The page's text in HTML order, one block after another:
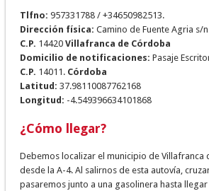
Tlfno: 957331788/ +34650982513.
Dirección física: Camino de Fuente Agria s/
C.P. 14420Villafranca de Córdoba
Domicilio de notificaciones: Pasaje
C.P. 14011. Córdoba
Latitud: 37.98110087762168
Longitud: -4.549396634101868
¿Cómo llegar?
Debemos localizar el municipio de Villafranca
desde la A-4. Al salirnos de esta autovía,
pasaremos junto a una gasolinera hasta